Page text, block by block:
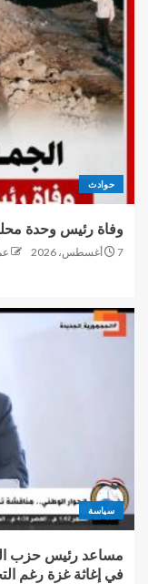
حوادث
وفاة رئيس وحدة محلية
7 أغسطس، 2026
سياسة
مساعد رئيس حزب
في إغاثة غزة رغم